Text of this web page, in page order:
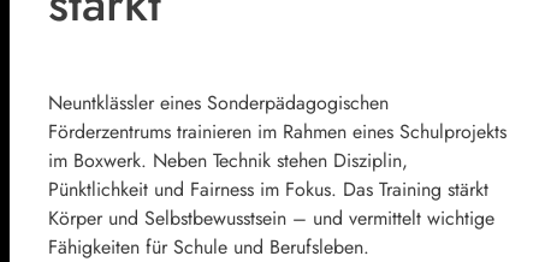
Neuntklässler eines Sonderpädagogischen
Förderzentrums trainieren im Rahmen eines Schulprojekts
im Boxwerk. Neben Technik stehen Disziplin,
Pünktlichkeit und Fairness im Fokus. Das Training stärkt
Körper und Selbstbewusstsein – und vermittelt wichtige
Fähigkeiten für Schule und Berufsleben.